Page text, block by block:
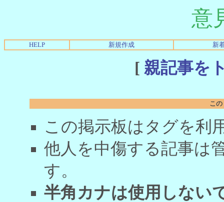
意
HELP 新規作成 新
[ 親記事を
こ
この掲示板はタグを利
他人を中傷する記事は
す。
半角カナは使用しない